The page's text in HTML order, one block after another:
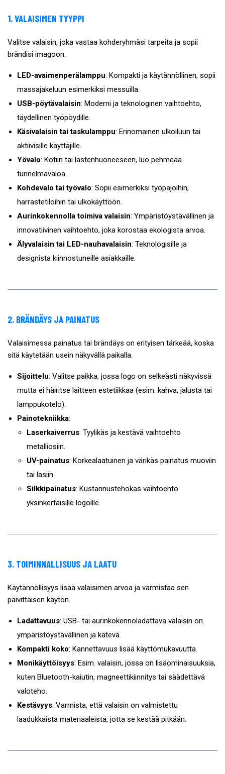
1. VALAISIMEN TYYPPI
Valitse valaisin, joka vastaa kohderyhmäsi tarpeita ja sopii
brändisi imagoon.
LED-avaimenperälamppu: Kompakti ja käytännöllinen, sopii
massajakeluun esimerkiksi messuilla.
USB-pöytävalaisin: Moderni ja teknologinen vaihtoehto,
täydellinen työpöydille.
Käsivalaisin tai taskulamppu: Erinomainen ulkoiluun tai
aktiivisille käyttäjille.
Yövalo: Kotiin tai lastenhuoneeseen, luo pehmeää
tunnelmavaloa.
Kohdevalo tai työvalo: Sopii esimerkiksi työpajoihin,
harrastetiloihin tai ulkokäyttöön.
Aurinkokennolla toimiva valaisin: Ympäristöystävällinen ja
innovatiivinen vaihtoehto, joka korostaa ekologista arvoa.
Älyvalaisin tai LED-nauhavalaisin: Teknologisille ja
designista kiinnostuneille asiakkaille.
2. BRÄNDÄYS JA PAINATUS
Valaisimessa painatus tai brändäys on erityisen tärkeää, koska
sitä käytetään usein näkyvällä paikalla.
Sijoittelu: Valitse paikka, jossa logo on selkeästi näkyvissä
mutta ei häiritse laitteen estetiikkaa (esim. kahva, jalusta tai
lamppukotelo).
Painotekniikka:
Laserkaiverrus: Tyylikäs ja kestävä vaihtoehto
metalliosiin.
UV-painatus: Korkealaatuinen ja värikäs painatus muoviin
tai lasiin.
Silkkipainatus: Kustannustehokas vaihtoehto
yksinkertaisille logoille.
3. TOIMINNALLISUUS JA LAATU
Käytännöllisyys lisää valaisimen arvoa ja varmistaa sen
päivittäisen käytön.
Ladattavuus: USB- tai aurinkokennoladattava valaisin on
ympäristöystävällinen ja kätevä.
Kompakti koko: Kannettavuus lisää käyttömukavuutta.
Monikäyttöisyys: Esim. valaisin, jossa on lisäominaisuuksia,
kuten Bluetooth-kaiutin, magneettikiinnitys tai säädettävä
valoteho.
Kestävyys: Varmista, että valaisin on valmistettu
laadukkaista materiaaleista, jotta se kestää pitkään.